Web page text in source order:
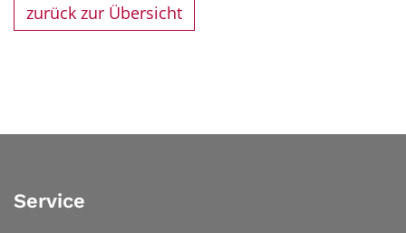
zurück zur Übersicht
Service